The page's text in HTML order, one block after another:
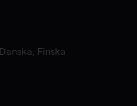
Danska Finska